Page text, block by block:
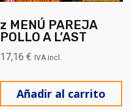
z MENÚ PAREJA
POLLO A L’AST
17,16€ IVA incl.
Añadir al carrito